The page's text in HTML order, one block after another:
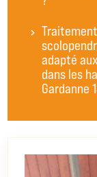
adapté
dans les
Gardanne